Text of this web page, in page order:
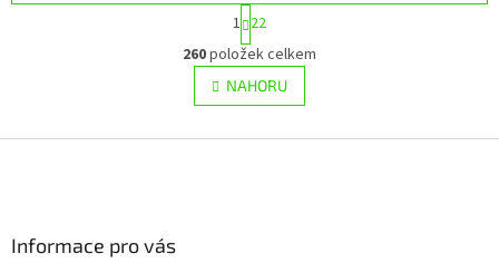
O
v
l
á
S
t
r
á
n
k
v
1 22
260položek celkem
NAHORU
Informace pro vás